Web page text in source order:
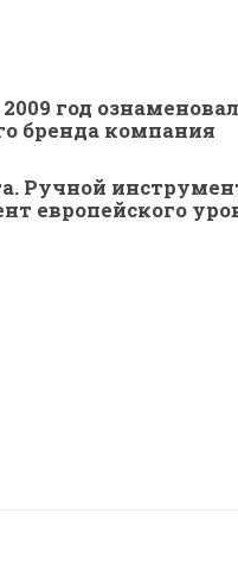
год
бренда компания
Ручной
европейского